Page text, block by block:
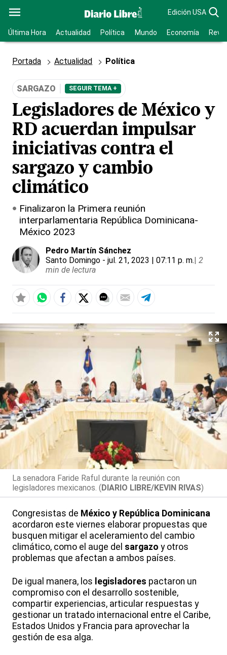
Edición USA
Última Hora Actualidad Política Mundo Economía
Portada Actualidad Política
SARGAZO SEGUIR TEMA +
Legisladores de México y
RD acuerdan impulsar
iniciativas contra el
sargazo y cambio
climático
Finalizaron la Primera reunión
interparlamentaria República Dominicana-
México 2023
Pedro Martín Sánchez
Santo Domingo - jul. 21, 2023 | 07:11 p. m.| 2
min de lectura
La senadora Faride Raful durante la reunión con
legisladores mexicanos. (DIARIO LIBRE/KEVIN RIVAS)
Congresistas de México y República Dominicana
acordaron este viernes elaborar propuestas que
busquen mitigar el aceleramiento del cambio
climático, como el auge del sargazo y otros
problemas que afectan a ambos países.
De igual manera, los legisladores pactaron un
compromiso con el desarrollo sostenible,
compartir experiencias, articular respuestas y
gestionar un tratado internacional entre el Caribe,
Estados Unidos y Francia para aprovechar la
gestión de esa alga.